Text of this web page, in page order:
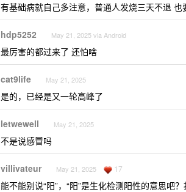
有基础病就自己多注意，普通人发烧三天不退 也
hdp5252 May 21, 2025 via Android
最厉害的都过来了 还怕啥
cat9life May 21, 2025
是的，已经是又一轮高峰了
letwewell May 21, 2025
不是说感冒吗
villivateur May 21, 2025 17
能不能别说“阳”，“阳”是生化检测阳性的意思吧